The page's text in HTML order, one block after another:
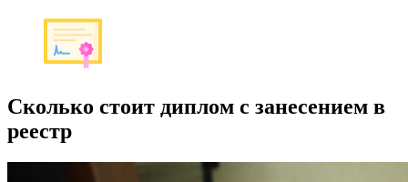
Сколько стоит диплом с занесением в
реестр